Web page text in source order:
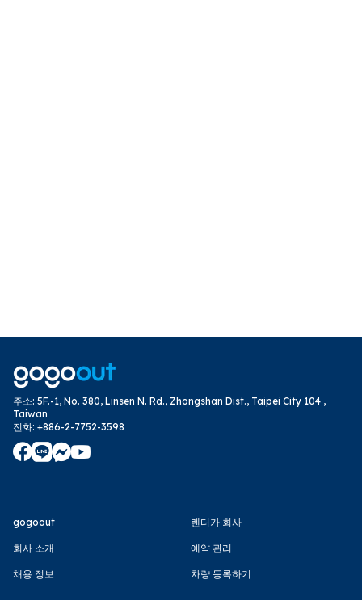
주소: 5F.-1, No. 380, Linsen N. Rd., Zhongshan Dist., Taipei City 104 ,
Taiwan
전화: +886-2-7752-3598
gogoout
회사 소개
채용 정보
렌터카 회사
예약 관리
차량 등록하기